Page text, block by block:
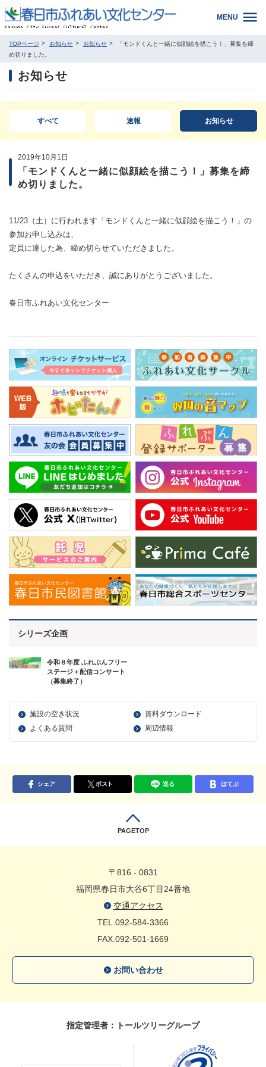
MENU
TOPページ お知らせ お知らせ
「モンドくんと一緒に似顔絵を描こう！」募集を締
め切りました。
お知らせ
すべて 速報 お知らせ
2019年10月1日
「モンドくんと一緒に似顔絵を描こう！」募集を締
め切りました。
11/23（土）に行われます「モンドくんと一緒に似顔絵を描こう！」の
参加お申し込みは、
定員に達した為、締め切らせていただきました。
たくさんの申込をいただき、誠にありがとうございました。
春日市ふれあい文化センター
シリーズ企画
令和８年度 ふれぶんフリー
ステージ＋配信コンサート
（募集終了）
施設の空き状況
資料ダウンロード
よくある質問
周辺情報
シェア ポスト 送る はてぶ
PAGETOP
〒816 - 0831
福岡県春日市大谷6丁目24番地
交通アクセス
TEL.092-584-3366
FAX.092-501-1669
お問い合わせ
指定管理者：トールツリーグループ